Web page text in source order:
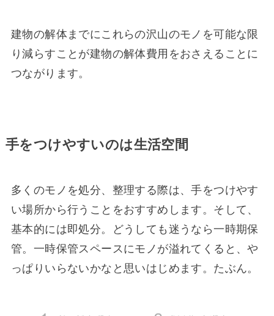
建物の解体までにこれらの沢山のモノを可能な限
り減らすことが建物の解体費用をおさえることに
つながります。
手をつけやすいのは生活空間
多くのモノを処分、整理する際は、手をつけやす
い場所から行うことをおすすめします。そして、
基本的には即処分。どうしても迷うなら一時期保
管。一時保管スペースにモノが溢れてくると、や
っぱりいらないかなと思いはじめます。たぶん。